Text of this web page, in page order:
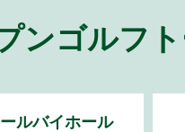
ンゴルフ
ルバイホール